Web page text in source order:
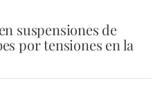
suspensiones de
por tensiones en la